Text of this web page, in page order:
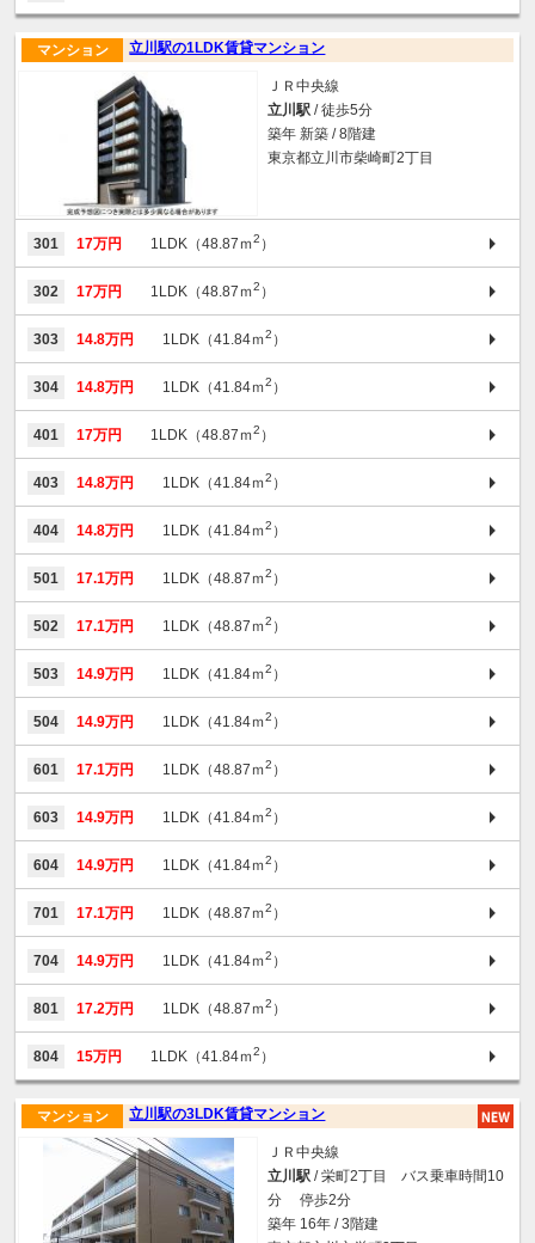
立川駅の1LDK賃貸マンション
マンション
ＪＲ中央線
立川駅 / 徒歩5分
築年 新築 / 8階建
東京都立川市柴崎町2丁目
301 17万円 1LDK（48.87ｍ2 ）
302 17万円 1LDK（48.87ｍ2 ）
303 14.8万円 1LDK（41.84ｍ2 ）
304 14.8万円 1LDK（41.84ｍ2 ）
401 17万円 1LDK（48.87ｍ2 ）
403 14.8万円 1LDK（41.84ｍ2 ）
404 14.8万円 1LDK（41.84ｍ2 ）
501 17.1万円 1LDK（48.87ｍ2 ）
502 17.1万円 1LDK（48.87ｍ2 ）
503 14.9万円 1LDK（41.84ｍ2 ）
504 14.9万円 1LDK（41.84ｍ2 ）
601 17.1万円 1LDK（48.87ｍ2 ）
603 14.9万円 1LDK（41.84ｍ2 ）
604 14.9万円 1LDK（41.84ｍ2 ）
701 17.1万円 1LDK（48.87ｍ2 ）
704 14.9万円 1LDK（41.84ｍ2 ）
801 17.2万円 1LDK（48.87ｍ2 ）
804 15万円 1LDK（41.84ｍ2 ）
立川駅の3LDK賃貸マンション
マンション
ＪＲ中央線
立川駅 / 栄町2丁目 バス乗車時間10
分 停歩2分
築年 16年 / 3階建